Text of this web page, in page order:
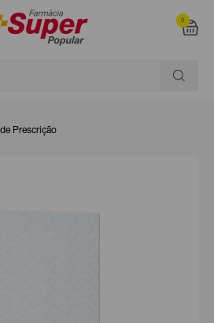
0
Prescrição